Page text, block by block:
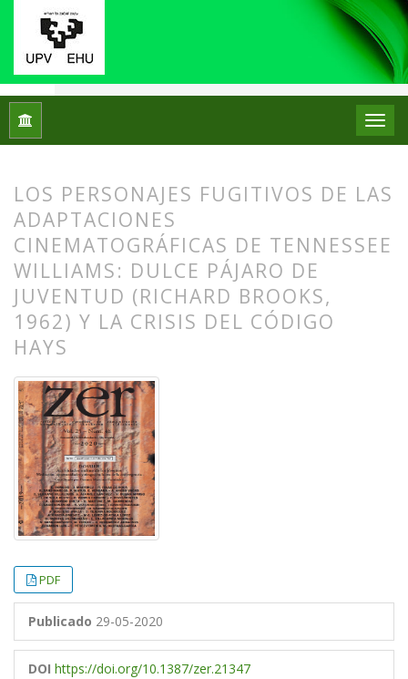
Inicio
LOS PERSONAJES FUGITIVOS DE LAS
ADAPTACIONES
CINEMATOGRÁFICAS DE TENNESSEE
WILLIAMS: DULCE PÁJARO DE
JUVENTUD (RICHARD BROOKS,
1962) Y LA CRISIS DEL CÓDIGO
HAYS
PDF
Publicado 29-05-2020
DOI https://doi.org/10.1387/zer.21347